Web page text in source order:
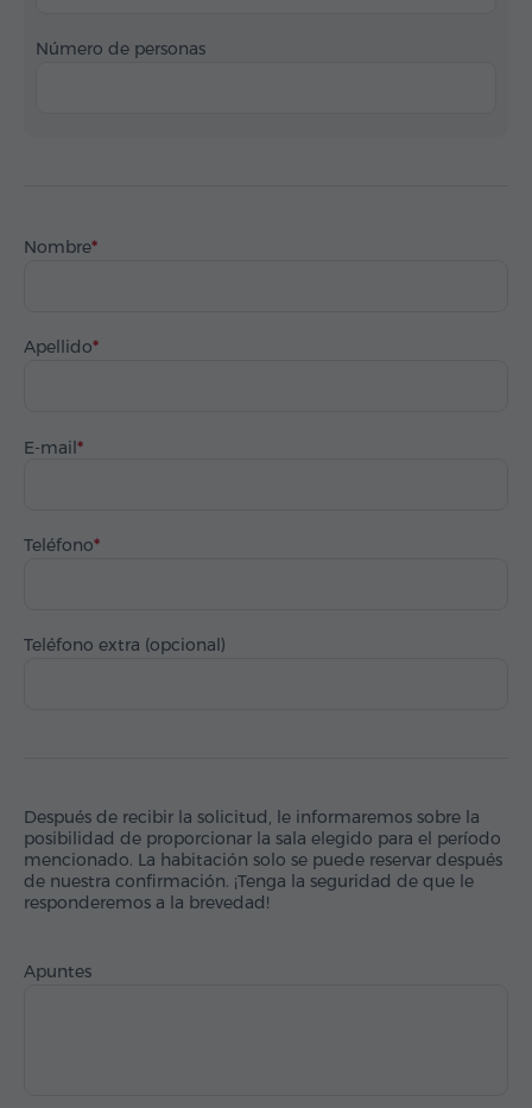
Número de personas
Nombre
Apellido
E-mail
Teléfono
Teléfono extra (opcional)
Después de recibir la solicitud, le informaremos sobre la
posibilidad de proporcionar la sala elegido para el período
mencionado. La habitación solo se puede reservar después
de nuestra confirmación. ¡Tenga la seguridad de que le
responderemos a la brevedad!
Apuntes